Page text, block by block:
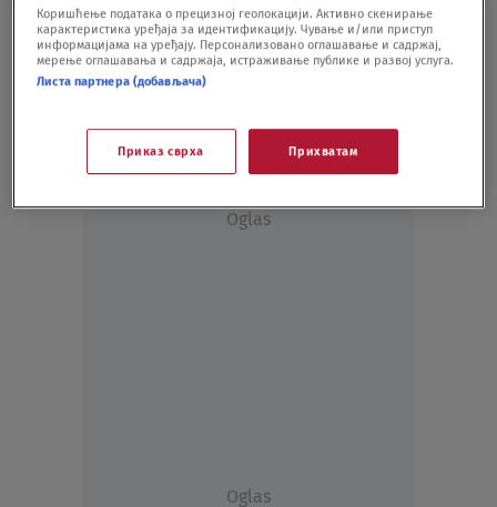
Pariski Sajam moderne i savremene
umetnosti odložen za jesen
KULTURA12.02.21.
Oglas
Oglas
Коришћење података о прецизној геолокацији. Активно скенирање
карактеристика уређаја за идентификацију. Чување и/или приступ
информацијама на уређају. Персонализовано оглашавање и садржај,
мерење оглашавања и садржаја, истраживање публике и развој услуга.
Листа партнера (добављача)
Приказ сврха Прихватам